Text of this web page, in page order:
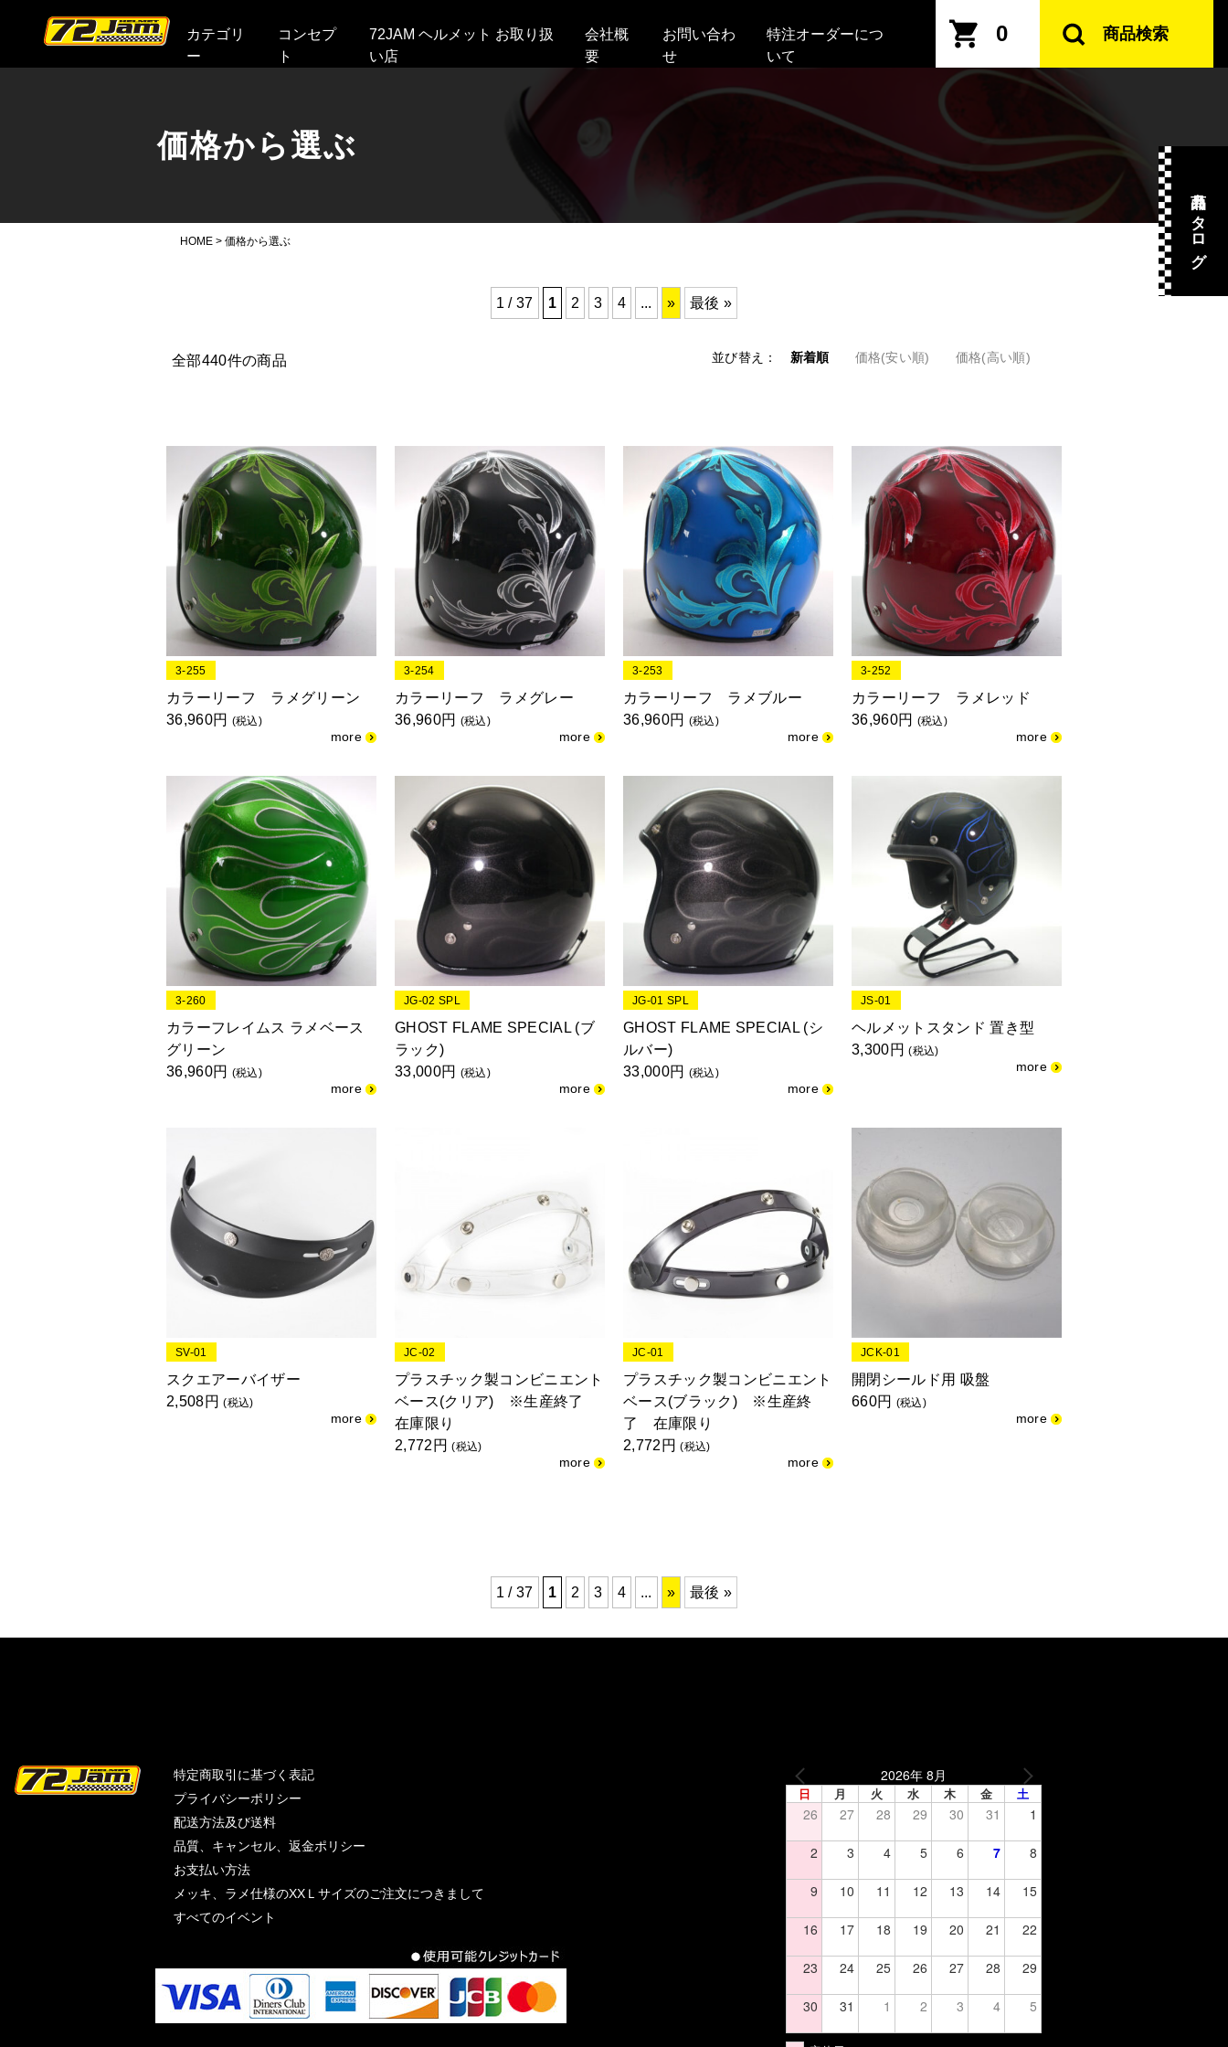
カテゴリ
ー
コンセプ
ト
72JAM ヘルメット お取り扱
い店
会社概
要
お問い合わ
せ
特注オーダーにつ
いて
0 商品検索
価格から選ぶ
HOME > 価格から選ぶ
1 / 37 1 2 3 4 ... » 最後 »
全部440件の商品 並び替え： 新着順 価格(安い順) 価格(高い順)
3-255
カラーリーフ ラメグリーン
36,960円 (税込)
3-254
カラーリーフ ラメグレー
36,960円 (税込)
3-253
カラーリーフ ラメブルー
36,960円 (税込)
3-252
カラーリーフ ラメレッド
36,960円 (税込)
3-260
カラーフレイムス ラメベース
グリーン
36,960円 (税込)
JG-02 SPL
GHOST FLAME SPECIAL (ブ
ラック)
33,000円 (税込)
JG-01 SPL
GHOST FLAME SPECIAL (シ
ルバー)
33,000円 (税込)
JS-01
ヘルメットスタンド 置き型
3,300円(税込)
SV-01
スクエアーバイザー
2,508円(税込)
JC-02
プラスチック製コンビニエント
ベース(クリア) ※生産終了
在庫限り
2,772円(税込)
JC-01
プラスチック製コンビニエント
ベース(ブラック) ※生産終
了 在庫限り
2,772円(税込)
JCK-01
開閉シールド用 吸盤
660円 (税込)
1 / 37 1 2 3 4 ... » 最後 »
商品カタログ
特定商取引に基づく表記
プライバシーポリシー
配送方法及び送料
品質、キャンセル、返金ポリシー
お支払い方法
メッキ、ラメ仕様のXXＬサイズのご注文につきまして
すべてのイベント
2026年 8月
日 月 火 水 木 金 土
26 27 28 29 30 31 1
2 3 4 5 6 7 8
9 10 11 12 13 14 15
16 17 18 19 20 21 22
23 24 25 26 27 28 29
30 31 1 2 3 4 5